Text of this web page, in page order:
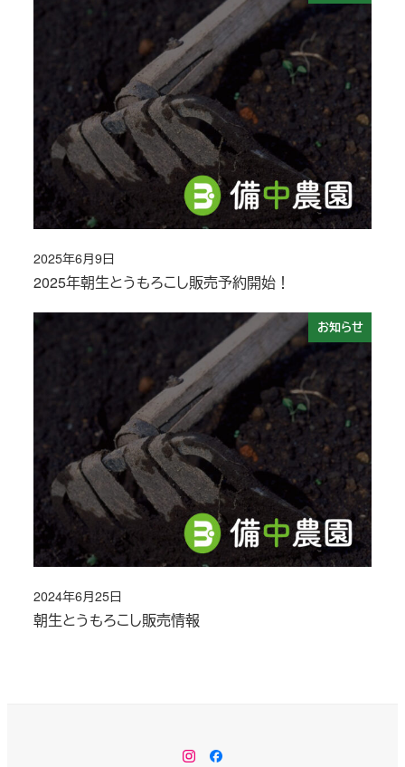
2025年朝生とうもろこし販売予約開始！
投稿日
2025年6月9日
お知らせ
朝生とうもろこし販売情報
投稿日
2024年6月25日
InstagramFacebook